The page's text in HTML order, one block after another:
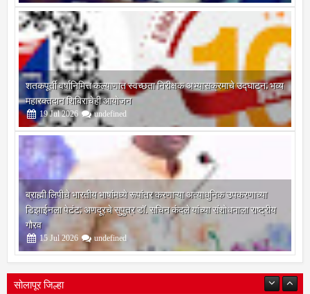
04Aug 2026 undefined
शतकपूर्ती वर्षानिमित्त कल्याणात स्वच्छता निरीक्षक अभ्यासक्रमाचे उद्घाटन; भव्य
महारक्तदान शिबिराचेही आयोजन
19 Jul 2026 undefined
ब्राह्मी लिपीचे भारतीय भाषांमध्ये रूपांतर करणाऱ्या अत्याधुनिक उपकरणाच्या
डिझाईनला पेटंट; अणदूरचे सुपुत्र डॉ. सचिन कंदले यांच्या संशोधनाला राष्ट्रीय
गौरव
15 Jul 2026 undefined